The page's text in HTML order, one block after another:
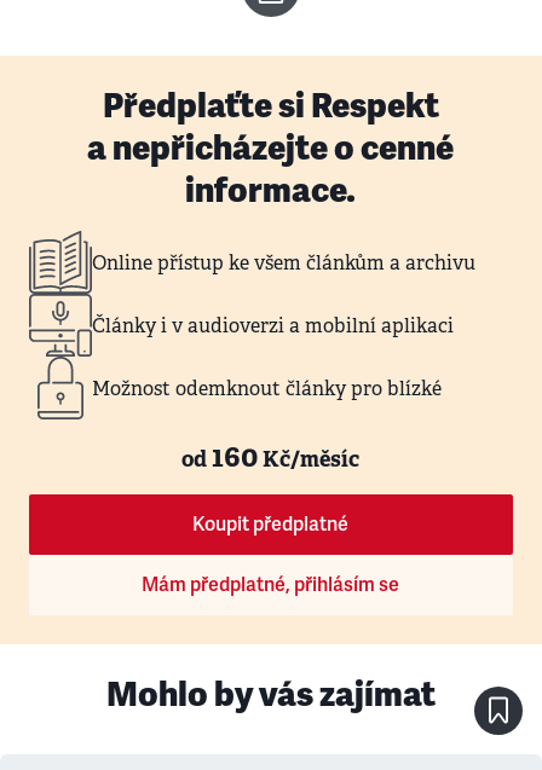
Předplaťte si Respekt
a nepřicházejte o cenné
informace.
Online přístup ke všem článkům a archivu
Články i v audioverzi a mobilní aplikaci
Možnost odemknout články pro blízké
od160Kč/měsíc
Koupit předplatné
Mám předplatné, přihlásím se
Mohlo by vás zajímat